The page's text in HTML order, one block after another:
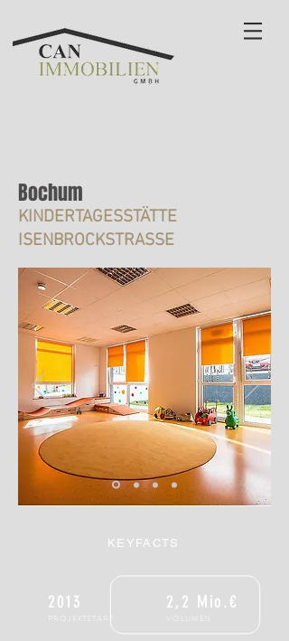
Bochum
KINDERTAGESSTÄTTE
ISENBROCKSTRASSE
KEYFACTS
2,2 Mio.€
2013
PROJEKTSTART